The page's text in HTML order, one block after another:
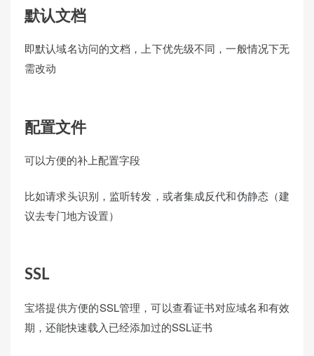
默认文档
即默认域名访问的文档，上下优先级不同，一般情况下无
需改动
配置文件
可以方便的补上配置字段
比如请求头识别，监听转发，或者集成反代和伪静态（建
议去专门地方设置）
SSL
宝塔提供方便的SSL管理，可以查看证书对应域名和有效
期，还能快速载入已经添加过的SSL证书